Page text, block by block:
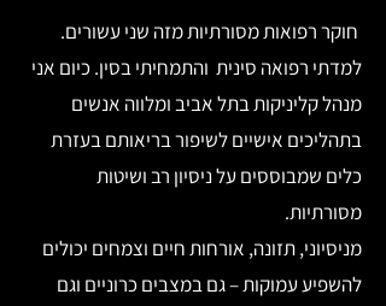
חוקר רפואות מסורתיות מזה שני עשורים.
למדתי רפואה סינית והתמחיתי בסין. כיום אני
מנהל קליניקות בתל אביב ומלווה אנשים
בתהליכים אישיים לשיפור בריאותם בעזרת
כלים שמבוססים על ניסיון רב ושיטות
מסורתיות.
מניסיוני, תזונה, אורחות חיים וצמחים יכולים
להשפיע עמוקות – גם במצבים כרוניים וגם